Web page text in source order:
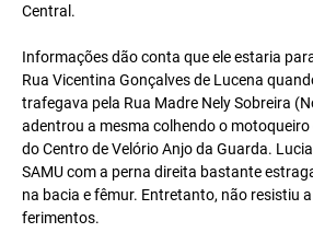
Central.
Informações dão conta que ele estaria
Rua Vicentina Gonçalves de Lucena
trafegava pela Rua Madre Nely Sobreira
adentrou a mesma colhendo o motoqueiro
do Centro de Velório Anjo da Guarda.
SAMU com a perna direita bastante
na bacia e fêmur. Entretanto, não resistiu
ferimentos.